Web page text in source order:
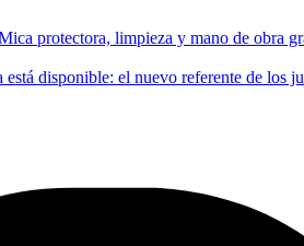
protectora, limpieza y mano de obra
disponible: el nuevo referente de los